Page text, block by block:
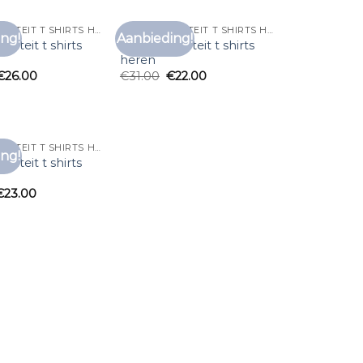
Toevoegen
aan
GOEDE KWALITEIT T SHIRTS HEREN
t shirts
26.00
Aanbieding!
Toevoegen
aan
GOEDE KWALITEIT T SHIRTS HEREN
goede kwaliteit t shirts
heren
€31.00 €22.00
Toevoegen
aan
GOEDE KWALITEIT T SHIRTS HEREN
t shirts
23.00